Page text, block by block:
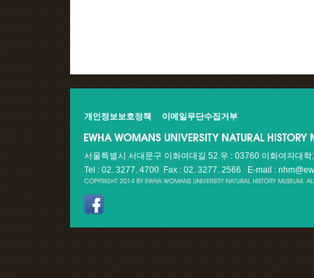
개인정보보호정책 이메일무단수집거부
서울특별시 서대문구 이화여대길 52 우 : 03760 이화여자대
Tel : 02. 3277. 4700 Fax : 02. 3277. 2566
E-mail :